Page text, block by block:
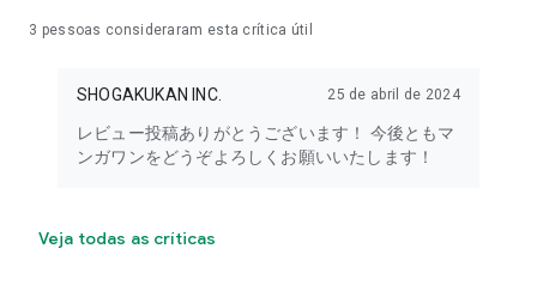
Muitas obras originais são atualizadas diariamente, de
Com uma grande variedade de gêneros de mangá, incluindo
esportes, batalha, fantasia, suspense, comédia, cotidiano,
romance e underground, você certamente encontrará o seu
livres:
3 pessoas consideraram esta crítica útil
SHOGAKUKAN INC. 25 de abril de 2024
レビュー投稿ありがとうございます！ 今後ともマ
ンガワンをどうぞよろしくお願いいたします！
Veja todas as críticas